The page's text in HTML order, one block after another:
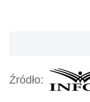
Źródło: